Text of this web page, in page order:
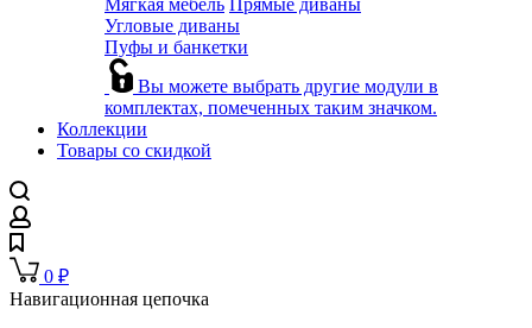
Мягкая мебель Прямые диваны
Угловые диваны
Пуфы и банкетки
Вы можете выбрать другие модули в
комплектах, помеченных таким значком.
Коллекции
Товары со скидкой
0 ₽
Навигационная цепочка